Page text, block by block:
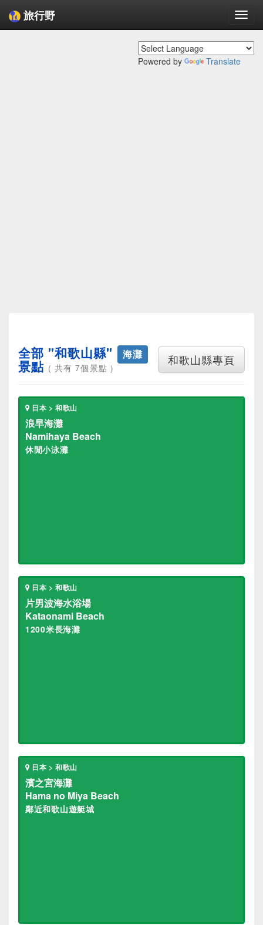
旅行野
Powered by Translate
和歌山縣專頁
全部 "和歌山縣" 海灘
景點 ( 共有 7個景點 )
日本 > 和歌山
浪早海灘
Namihaya Beach
休閒小泳灘
日本 > 和歌山
片男波海水浴場
Kataonami Beach
1200米長海灘
日本 > 和歌山
濱之宮海灘
Hama no Miya Beach
鄰近和歌山遊艇城